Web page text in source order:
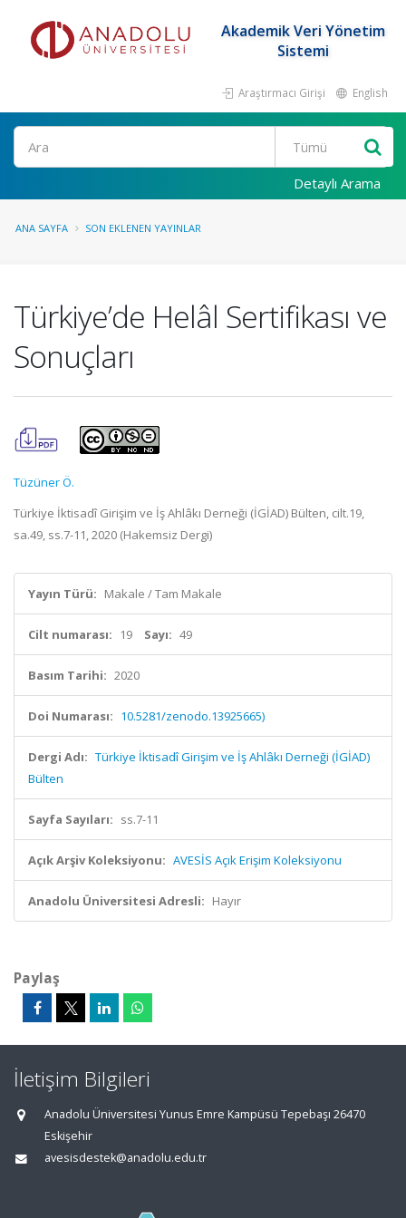
Akademik Veri Yönetim
Sistemi
Araştırmacı Girişi English
Ara
Detaylı Arama
ANA SAYFA SON EKLENEN YAYINLAR
Türkiye’de Helâl Sertifikası ve
Sonuçları
Tüzüner Ö.
Türkiye İktisadî Girişim ve İş Ahlâkı Derneği (İGİAD) Bülten, cilt.19,
sa.49, ss.7-11, 2020 (Hakemsiz Dergi)
Yayın Türü: Makale / Tam Makale
Cilt numarası: 19 Sayı: 49
Basım Tarihi: 2020
Doi Numarası: 10.5281/zenodo.13925665)
Dergi Adı: Türkiye İktisadî Girişim ve İş Ahlâkı Derneği (İGİAD)
Bülten
Sayfa Sayıları: ss.7-11
Açık Arşiv Koleksiyonu: AVESİS Açık Erişim Koleksiyonu
Anadolu Üniversitesi Adresli: Hayır
Paylaş
İletişim Bilgileri
Anadolu Üniversitesi Yunus Emre Kampüsü Tepebaşı 26470
Eskişehir
avesisdestek@anadolu.edu.tr